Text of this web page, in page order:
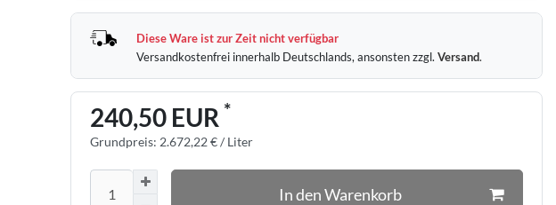
Diese Ware ist zur Zeit nicht verfügbar
Versandkostenfrei innerhalb Deutschlands, ansonsten zzgl. Versand.
240,50 EUR *
Grundpreis: 2.672,22 € / Liter
In den Warenkorb